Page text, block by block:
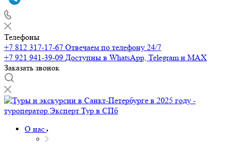
Телефоны
+7 812 317-17-67 Отвечаем по телефону 24/7
+7 921 941-39-09 Доступны в WhatsApp, Telegram и MAX
Заказать звонок
О нас